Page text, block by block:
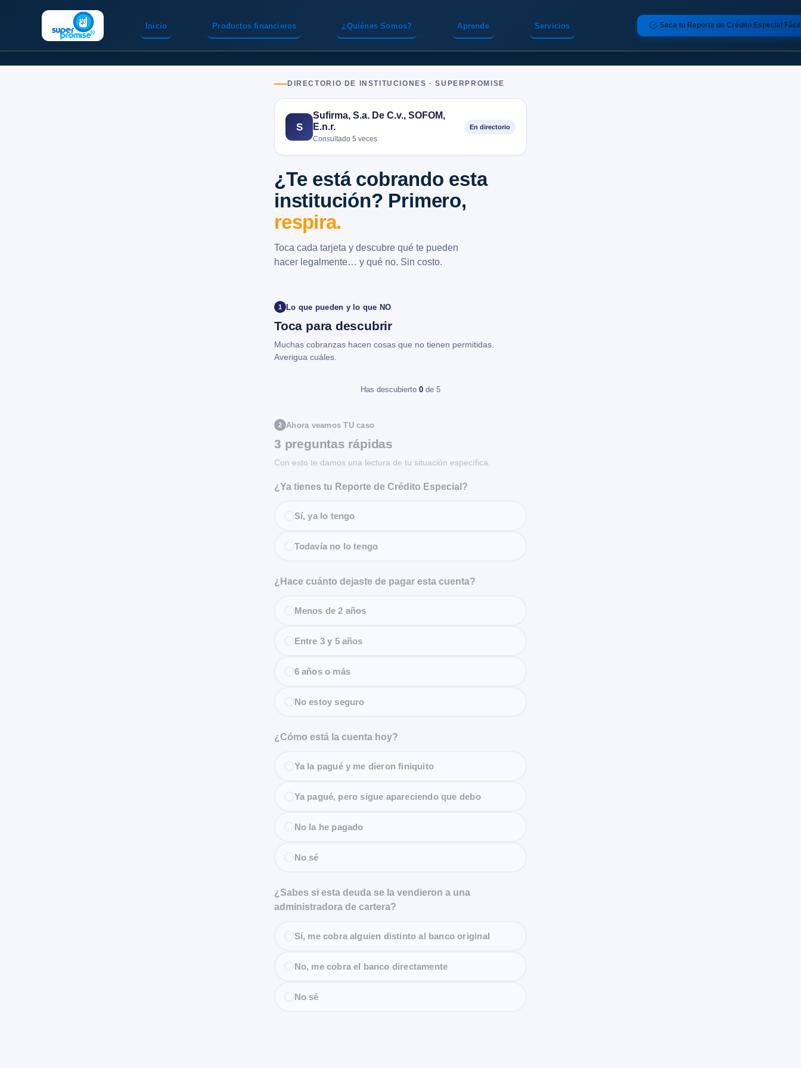
Inicio Servicios
Productos financieros ¿Quiénes Somos? Aprende Saca tu Reporte de Crédito Especial Fácil
DIRECTORIO DE INSTITUCIONES · SUPERPROMISE
S
Sufirma, S.a. De C.v., SOFOM,
E.n.r.
Consultado 5 veces
En directorio
¿Te está cobrando esta
institución? Primero,
respira.
Toca cada tarjeta y descubre qué te pueden
hacer legalmente… y qué no. Sin costo.
1 Lo que pueden y lo que NO
Toca para descubrir
Muchas cobranzas hacen cosas que no tienen permitidas.
Averigua cuáles.
Has descubierto 0 de 5
2 Ahora veamos TU caso
3 preguntas rápidas
Con esto te damos una lectura de tu situación específica.
¿Ya tienes tu Reporte de Crédito Especial?
Sí, ya lo tengo
Todavía no lo tengo
¿Hace cuánto dejaste de pagar esta cuenta?
Menos de 2 años
Entre 3 y 5 años
6 años o más
No estoy seguro
¿Cómo está la cuenta hoy?
Ya la pagué y me dieron finiquito
Ya pagué, pero sigue apareciendo que debo
No la he pagado
No sé
¿Sabes si esta deuda se la vendieron a una
administradora de cartera?
Sí, me cobra alguien distinto al banco original
No, me cobra el banco directamente
No sé